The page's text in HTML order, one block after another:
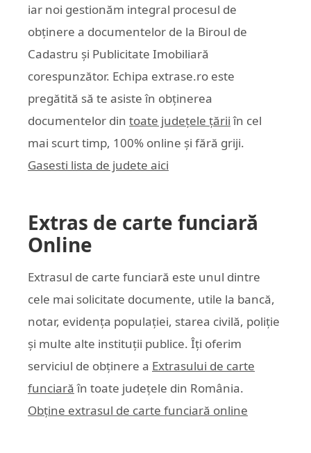
iar noi gestionăm integral procesul de
obținere a documentelor de la Biroul de
Cadastru și Publicitate Imobiliară
corespunzător. Echipa extrase.ro este
pregătită să te asiste în obținerea
documentelor din toate județele țării în cel
mai scurt timp, 100% online și fără griji.
Gasesti lista de judete aici
Extras de carte funciară
Online
Extrasul de carte funciară este unul dintre
cele mai solicitate documente, utile la bancă,
notar, evidența populației, starea civilă, poliție
și multe alte instituții publice. Îți oferim
serviciul de obținere a Extrasului de carte
funciară în toate județele din România.
Obține extrasul de carte funciară online